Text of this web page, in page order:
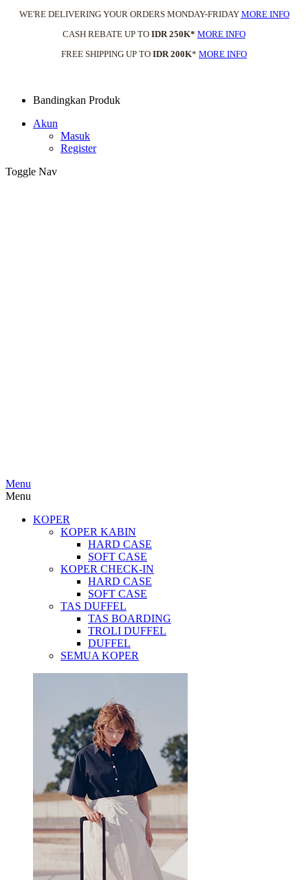
WE'RE DELIVERING YOUR ORDERS MONDAY-FRIDAY MORE INFO
CASH REBATE UP TO IDR 250K* MORE INFO
FREE SHIPPING UP TO IDR 200K* MORE INFO
Bandingkan Produk
Akun
Masuk
Register
Toggle Nav
Menu
Menu
KOPER
KOPER KABIN
HARD CASE
SOFT CASE
KOPER CHECK-IN
HARD CASE
SOFT CASE
TAS DUFFEL
TAS BOARDING
TROLI DUFFEL
DUFFEL
SEMUA KOPER